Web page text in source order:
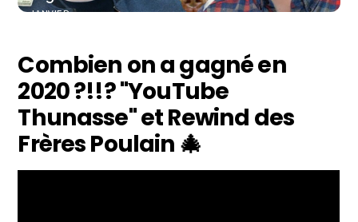
JANVIER
Combien on a gagné en
2020 ?!!? "YouTube
Thunasse" et Rewind des
Frères Poulain 🎄